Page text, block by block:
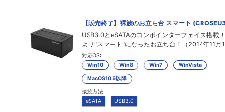
【販売終了】裸族のお立ち台 スマート
USB3.0とeSATAのコンボインターフェイス搭載
より"スマート"になったお立ち台！（2014年11月
対応OS:
Win10
Win8 Win7 WinVista
MacOS10.6以降
接続方法:
eSATA
USB3.0